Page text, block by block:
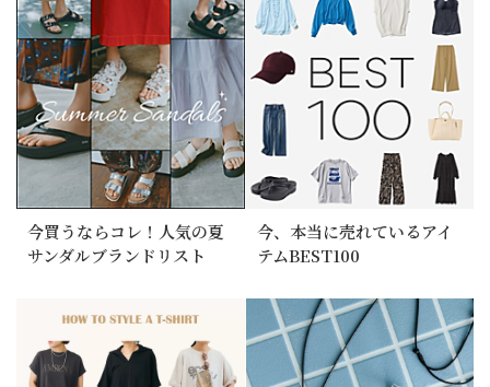
今買うならコレ！人気の夏
サンダルブランドリスト
今、本当に売れているアイ
テムBEST100